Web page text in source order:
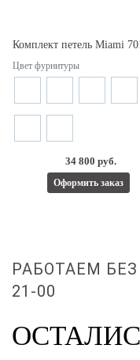
Цвет фурнитуры
34 800 руб.
Оформить заказ
РАБОТАЕМ
21-00